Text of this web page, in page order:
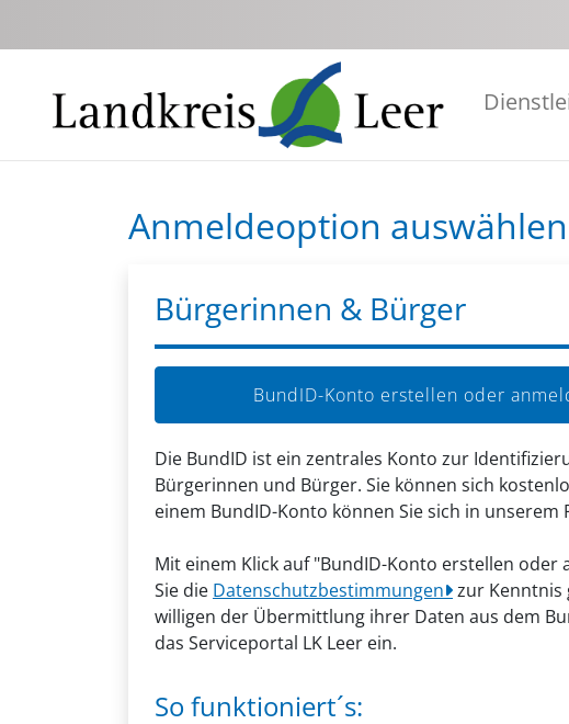
Anmeldeoption auswählen
Bürgerinnen & Bürger
BundID-Konto erstellen oder
Die BundID ist ein zentrales Konto zur
Bürgerinnen und Bürger. Sie können sich
einem BundID-Konto können Sie sich in unserem
Mit einem Klick auf "BundID-Konto erstellen oder
Sie die Datenschutzbestimmungen zur Kenntnis
willigen der Übermittlung ihrer Daten aus dem
das Serviceportal LK Leer ein.
So funktioniert´s: